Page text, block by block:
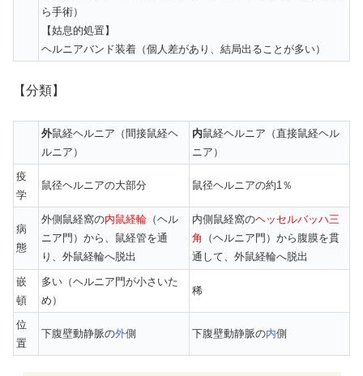
ら手術）
【姑息的処置】
ヘルニアバンド装着（個人差があり、結局出ることが多い）
【分類】
外鼠経ヘルニア（間接鼠経ヘ
ルニア）
内鼠経ヘルニア（直接鼠経ヘル
ニア）
疫
学
鼠径ヘルニアの大部分 鼠径ヘルニアの約1％
病
態
外側鼠経窩の内鼠経輪 （ヘル
ニア門）から、鼠経管を通
り、外鼠経輪へ脱出
内側鼠経窩のヘッセルバッハ三
角
（ヘルニア門）から腹膜を貫
通して、外鼠経輪へ脱出
嵌
頓
多い（ヘルニア門が小さいた
め）
稀
位
置
下腹壁動静脈の外側 下腹壁動静脈の内側